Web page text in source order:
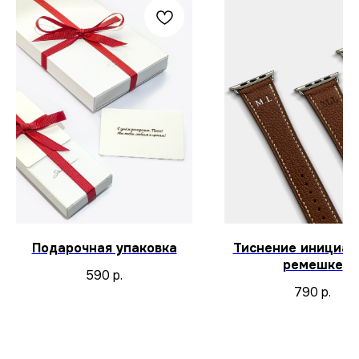
Подарочная упаковка
590 р.
Тиснение
ремешке
790 р.